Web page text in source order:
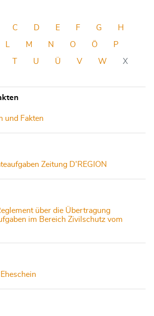
C D E F G H
M N O Ö P
U Ü V W X
und Fakten
Zeitung D'REGION
über die Übertragung
im Bereich Zivilschutz vom